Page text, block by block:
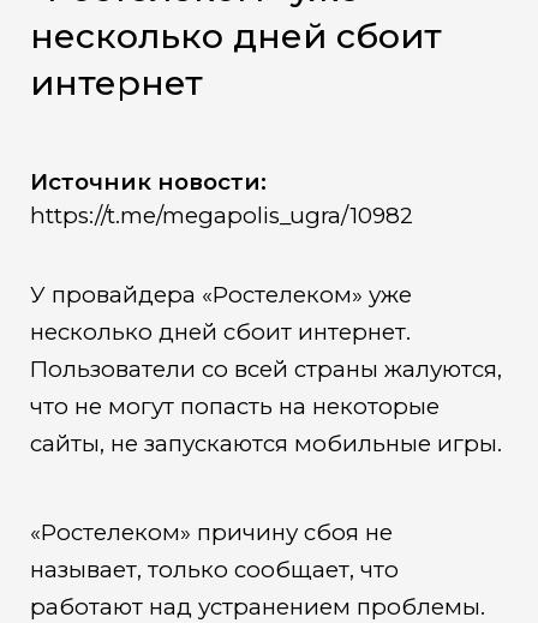
несколько дней сбоит
интернет
Источник новости:
https://t.me/megapolis_ugra/10982
У провайдера «Ростелеком» уже
несколько дней сбоит интернет.
Пользователи со всей страны жалуются,
что не могут попасть на некоторые
сайты, не запускаются мобильные игры.
«Ростелеком» причину сбоя не
называет, только сообщает, что
работают над устранением проблемы.